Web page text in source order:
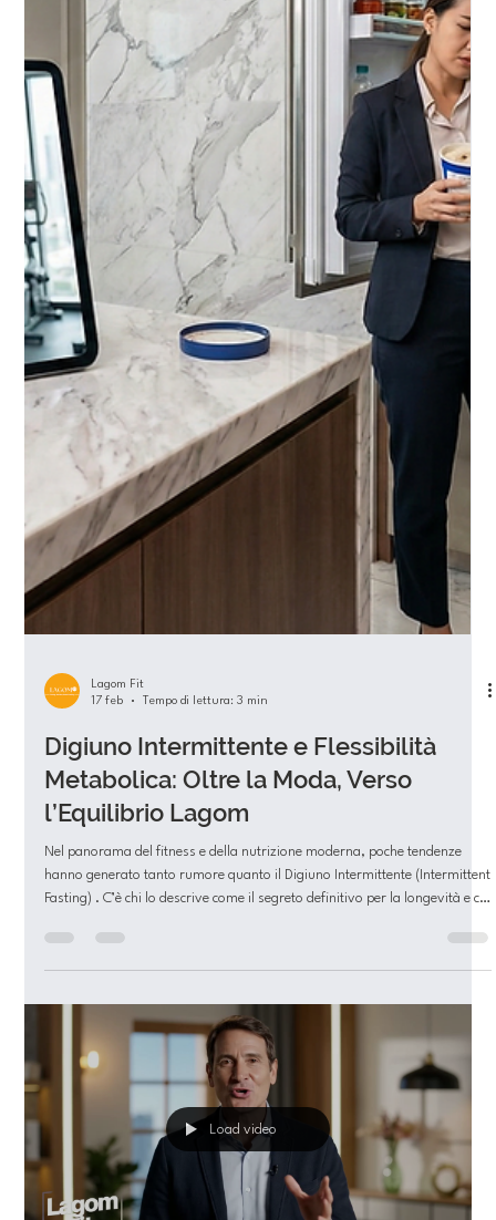
Lagom Fit
Tempo di lettura: 3 min
Digiuno Intermittente e Flessibilità
Metabolica: Oltre la Moda, Verso
l’Equilibrio Lagom
Nel panorama del fitness e della nutrizione moderna, poche tendenze